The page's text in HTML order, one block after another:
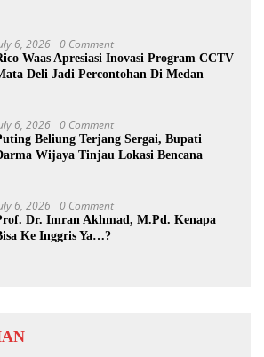
6, 2026 0 Comment
Waas Apresiasi Inovasi Program CCTV
Deli Jadi Percontohan Di Medan
6, 2026 0 Comment
Beliung Terjang Sergai, Bupati
Wijaya Tinjau Lokasi Bencana
6, 2026 0 Comment
Dr. Imran Akhmad, M.Pd. Kenapa
Ke Inggris Ya…?